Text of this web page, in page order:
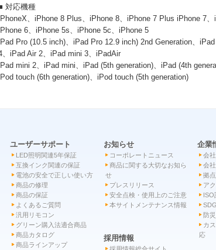
対応機種
、iPhone 8 Plus、iPhone 8、iPhone 7 Plus iPhone 7
6、iPhone 5s、iPhone 5c、iPhone 5
Pro (10.5 inch)、iPad Pro 12.9 inch) 2nd Generation、
、iPad Air 2、iPad mini 3、iPadAir
mini 2、iPad mini、iPad (5th generation)、iPad (4th
touch (6th generation)、iPod touch (5th generation)
ユーザーサポート
LED照明関連5年保証
互換インク関連の保証
電池の安全で正しい使い方
商品の修理
商品の保証
よくあるご質問
汎用リモコン
グリーン購入法適合商品
商品カタログ
商品ラインアップ
お知らせ
コーポレートニュース
商品に関する大切なお知ら
せ
プレスリリース
安全点検・使用上のご注意
本サイトメンテナンス情報
企業
会
会
拠
ア
ISO
防
カ
応
採用情報